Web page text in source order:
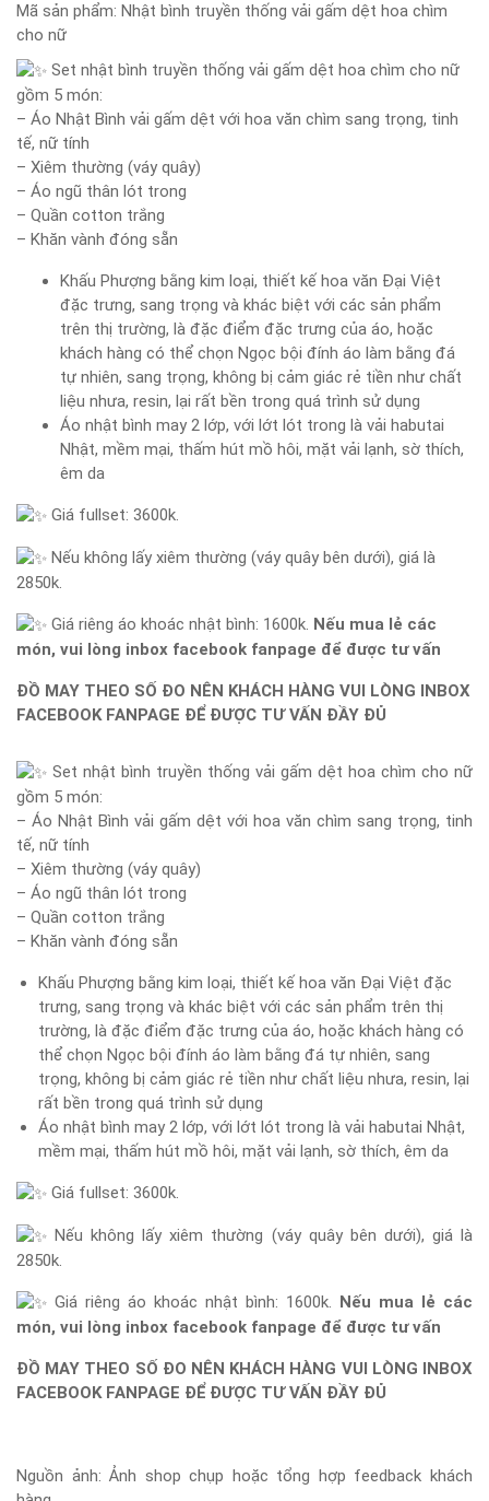
Mã sản phẩm: Nhật bình truyền thống vải gấm dệt hoa chìm
cho nữ
Set nhật bình truyền thống vải gấm dệt hoa chìm cho nữ
gồm 5 món:
– Áo Nhật Bình vải gấm dệt với hoa văn chìm sang trọng, tinh
tế, nữ tính
– Xiêm thường (váy quây)
– Áo ngũ thân lót trong
– Quần cotton trắng
– Khăn vành đóng sẵn
Khấu Phượng bằng kim loại, thiết kế hoa văn Đại Việt
đặc trưng, sang trọng và khác biệt với các sản phẩm
trên thị trường, là đặc điểm đặc trưng của áo, hoặc
khách hàng có thể chọn Ngọc bội đính áo làm bằng đá
tự nhiên, sang trọng, không bị cảm giác rẻ tiền như chất
liệu nhưa, resin, lại rất bền trong quá trình sử dụng
Áo nhật bình may 2 lớp, với lớt lót trong là vải habutai
Nhật, mềm mại, thấm hút mồ hôi, mặt vải lạnh, sờ thích,
êm da
Giá fullset: 3600k.
Nếu không lấy xiêm thường (váy quây bên dưới), giá là
2850k.
Giá riêng áo khoác nhật bình: 1600k. Nếu mua lẻ các
món, vui lòng inbox facebook fanpage để được tư vấn
ĐỒ MAY THEO SỐ ĐO NÊN KHÁCH HÀNG VUI LÒNG INBOX
FACEBOOK FANPAGE ĐỂ ĐƯỢC TƯ VẤN ĐẦY ĐỦ
Set nhật bình truyền thống vải gấm dệt hoa chìm cho nữ
gồm 5 món:
– Áo Nhật Bình vải gấm dệt với hoa văn chìm sang trọng, tinh
tế, nữ tính
– Xiêm thường (váy quây)
– Áo ngũ thân lót trong
– Quần cotton trắng
– Khăn vành đóng sẵn
Khấu Phượng bằng kim loại, thiết kế hoa văn Đại Việt đặc
trưng, sang trọng và khác biệt với các sản phẩm trên thị
trường, là đặc điểm đặc trưng của áo, hoặc khách hàng có
thể chọn Ngọc bội đính áo làm bằng đá tự nhiên, sang
trọng, không bị cảm giác rẻ tiền như chất liệu nhưa, resin, lại
rất bền trong quá trình sử dụng
Áo nhật bình may 2 lớp, với lớt lót trong là vải habutai Nhật,
mềm mại, thấm hút mồ hôi, mặt vải lạnh, sờ thích, êm da
Giá fullset: 3600k.
Nếu không lấy xiêm thường (váy quây bên dưới), giá là
2850k.
Giá riêng áo khoác nhật bình: 1600k. Nếu mua lẻ các
món, vui lòng inbox facebook fanpage để được tư vấn
ĐỒ MAY THEO SỐ ĐO NÊN KHÁCH HÀNG VUI LÒNG INBOX
FACEBOOK FANPAGE ĐỂ ĐƯỢC TƯ VẤN ĐẦY ĐỦ
Nguồn ảnh: Ảnh shop chụp hoặc tổng hợp feedback khách